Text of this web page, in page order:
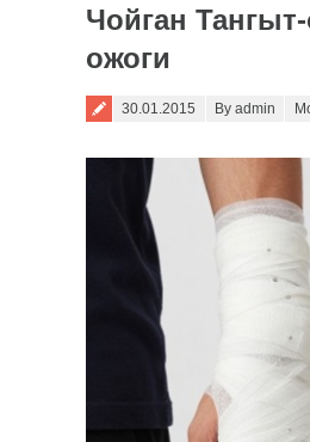
Чойган
ожоги
Posted on
30.01.2015 By admin